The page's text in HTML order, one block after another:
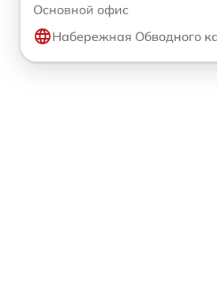
Основной офис
Набережная Обводного